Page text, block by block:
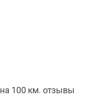
100 км. отзывы